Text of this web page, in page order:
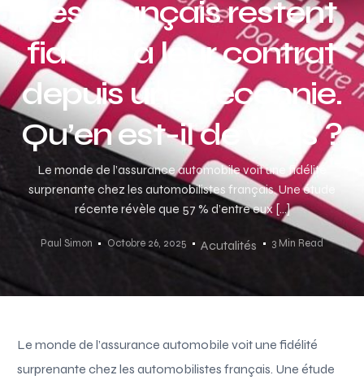
des Français restent
fidèles à leur contrat
depuis une décennie.
Qu’en est-il de vous ?
Le monde de l’assurance automobile voit une fidélité
surprenante chez les automobilistes français. Une étude
récente révèle que 57 % d’entre eux […]
Paul Simon Octobre 26, 2025 Acutalités 3 Min Read
Le monde de l’assurance automobile voit une fidélité
surprenante chez les automobilistes français. Une étude